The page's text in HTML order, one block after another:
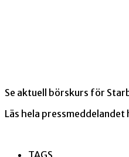
Se aktuell börskurs för
Läs hela pressmeddelandet
TAGS